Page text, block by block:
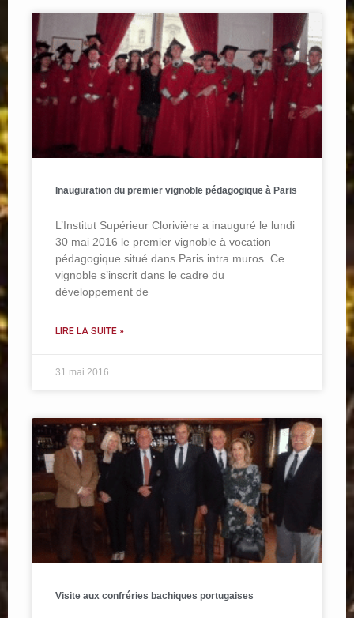
Inauguration du premier vignoble pédagogique à Paris
L’Institut Supérieur Clorivière a inauguré le lundi
30 mai 2016 le premier vignoble à vocation
pédagogique situé dans Paris intra muros. Ce
vignoble s’inscrit dans le cadre du
développement de
LIRE LA SUITE »
31 mai 2016
Visite aux confréries bachiques portugaises